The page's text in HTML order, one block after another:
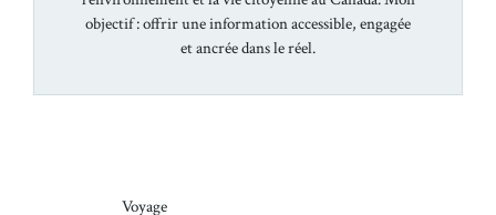
objectif : offrir une information accessible, engagée
et ancrée dans le réel.
Voyage